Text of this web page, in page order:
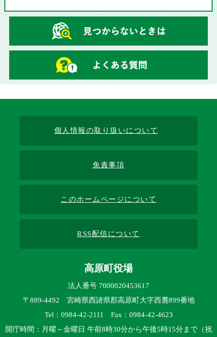
個人情報の取り扱いについて
免責事項
このホームページについて
RSS配信について
高原町役場
法人番号 7000020453617
〒889-4492 宮崎県西諸県郡高原町大字西麓899番地
Tel：0984-42-2111 Fax：0984-42-4623
開庁時間：月曜～金曜日 午前8時30分から午後5時15分まで（祝